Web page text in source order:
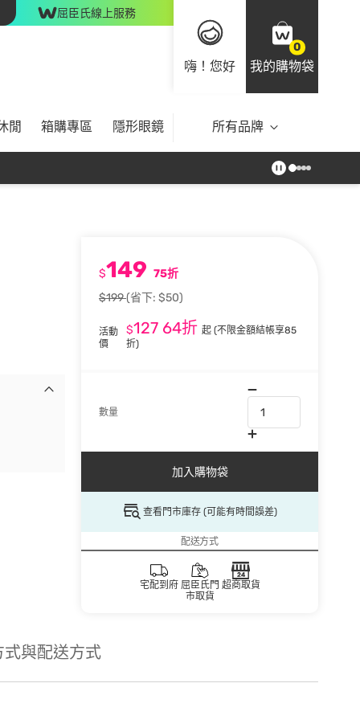
屈臣氏線上服務
嗨！您好
0
我的購物袋
閒 箱購專區 隱形眼鏡 所有品牌
$149 75折
$199(省下: $50)
活動
價
$127 64折起(不限金額結帳享85
折)
數量
加入購物袋
查看門市庫存 (可能有時間誤差)
配送方式
宅配到府 屈臣氏門
市取貨
超商取貨
式與配送方式